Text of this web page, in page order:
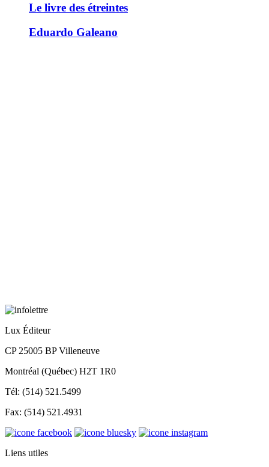
Le livre des étreintes
Eduardo Galeano
Lux Éditeur
CP 25005 BP Villeneuve
Montréal (Québec) H2T 1R0
Tél: (514) 521.5499
Fax: (514) 521.4931
Liens utiles